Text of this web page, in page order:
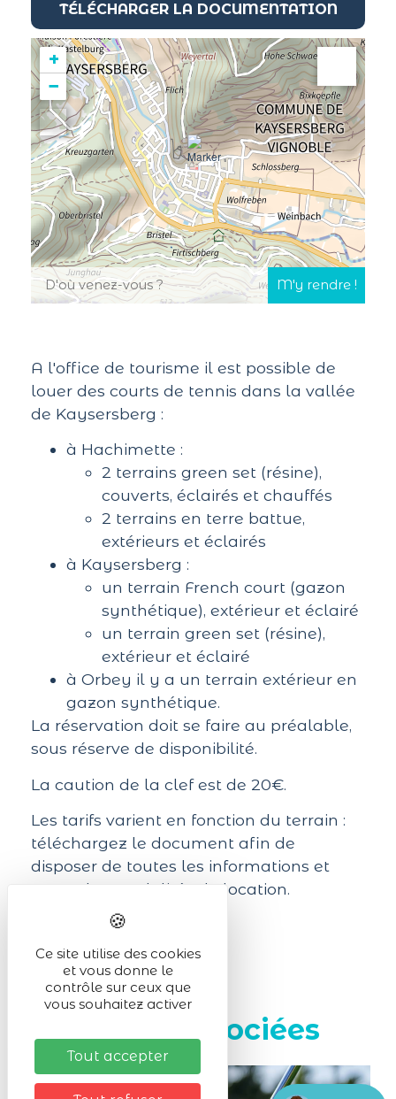
TÉLÉCHARGER LA DOCUMENTATION
+
−
A l'office de tourisme il est possible de
louer des courts de tennis dans la vallée
de Kaysersberg :
à Hachimette :
2 terrains green set (résine),
couverts, éclairés et chauffés
2 terrains en terre battue,
extérieurs et éclairés
à Kaysersberg :
un terrain French court (gazon
synthétique), extérieur et éclairé
un terrain green set (résine),
extérieur et éclairé
à Orbey il y a un terrain extérieur en
gazon synthétique.
La réservation doit se faire au préalable,
sous réserve de disponibilité.
La caution de la clef est de 20€.
Les tarifs varient en fonction du terrain :
téléchargez le document afin de
disposer de toutes les informations et
toutes les modalités de location.
Pages associées
Ce site utilise des cookies
et vous donne le
contrôle sur ceux que
vous souhaitez activer
Tout accepter